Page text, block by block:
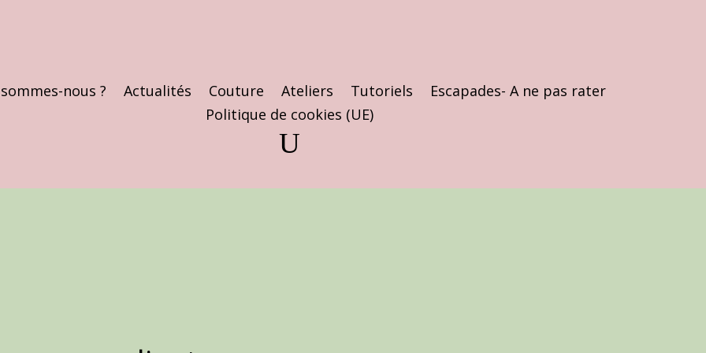
nous ? Actualités Couture Ateliers Tutoriels
Escapades- A ne pas rater
Politique de cookies (UE)